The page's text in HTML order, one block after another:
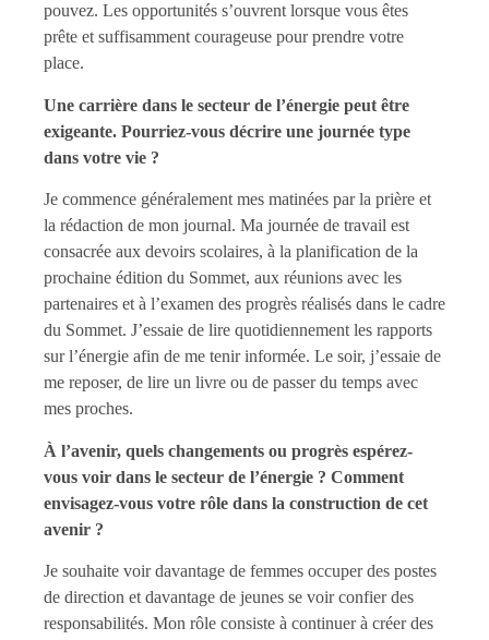
pouvez. Les opportunités s’ouvrent lorsque vous êtes
prête et suffisamment courageuse pour prendre votre
place.
Une carrière dans le secteur de l’énergie peut être
exigeante. Pourriez-vous décrire une journée type
dans votre vie ?
Je commence généralement mes matinées par la prière et
la rédaction de mon journal. Ma journée de travail est
consacrée aux devoirs scolaires, à la planification de la
prochaine édition du Sommet, aux réunions avec les
partenaires et à l’examen des progrès réalisés dans le cadre
du Sommet. J’essaie de lire quotidiennement les rapports
sur l’énergie afin de me tenir informée. Le soir, j’essaie de
me reposer, de lire un livre ou de passer du temps avec
mes proches.
À l’avenir, quels changements ou progrès espérez-
vous voir dans le secteur de l’énergie ? Comment
envisagez-vous votre rôle dans la construction de cet
avenir ?
Je souhaite voir davantage de femmes occuper des postes
de direction et davantage de jeunes se voir confier des
responsabilités. Mon rôle consiste à continuer à créer des